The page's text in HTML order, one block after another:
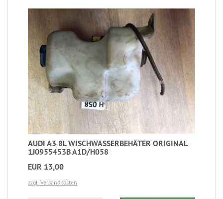
AUDI A3 8L WISCHWASSERBEHÄTER ORIGINAL
1J0955453B A1D/H058
EUR 13,00
zzgl. Versandkosten